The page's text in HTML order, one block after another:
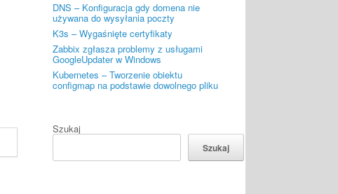
DNS – Konfiguracja gdy domena nie
używana do wysyłania poczty
K3s – Wygaśnięte certyfikaty
Zabbix zgłasza problemy z usługami
GoogleUpdater w Windows
Kubernetes – Tworzenie obiektu
configmap na podstawie dowolnego pliku
Szukaj
Szukaj